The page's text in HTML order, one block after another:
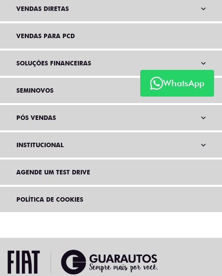
WhatsApp
VENDAS DIRETAS
VENDAS PARA PCD
SOLUÇÕES FINANCEIRAS
SEMINOVOS
PÓS VENDAS
INSTITUCIONAL
AGENDE UM TEST DRIVE
POLÍTICA DE COOKIES